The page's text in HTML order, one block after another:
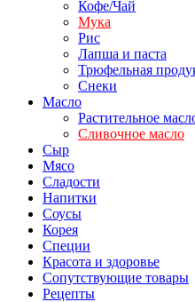
Кофе/Чай
Мука
Рис
Лапша и паста
Трюфельная
Снеки
Масло
Растительное
Сливочное масло
Сыр
Мясо
Сладости
Напитки
Соусы
Корея
Специи
Красота и здоровье
Сопутствующие товары
Рецепты